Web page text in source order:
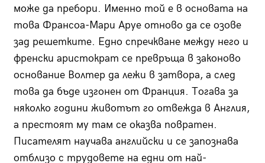
може да пребори. Именно той е в основата на
това Франсоа-Мари Аруе отново да се озове
зад решетките. Едно спречкване между него и
френски аристократ се превръща в законово
основание Волтер да лежи в затвора, а след
това да бъде изгонен от Франция. Тогава за
няколко години животът го отвежда в Англия,
а престоят му там се оказва повратен.
Писателят научава английски и се запознава
отблизо с трудовете на едни от най-